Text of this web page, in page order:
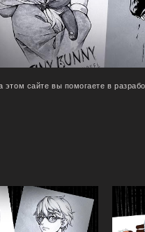
этом сайте вы помогаете в